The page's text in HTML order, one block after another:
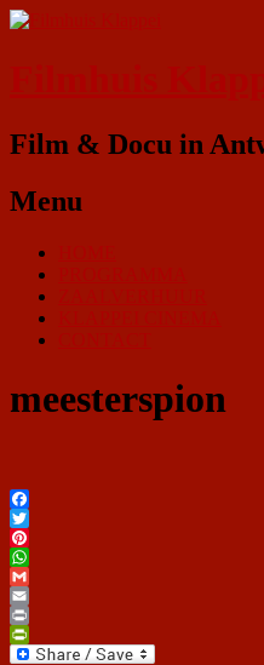
Film & Docu in
Menu
meesterspion
Facebook
Twitter
Pinterest
WhatsApp
Gmail
Email
Print
PrintFriendly